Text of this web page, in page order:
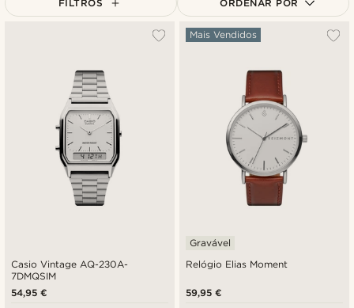
FILTROS ORDENAR POR
Mais vendidos
Preço mais baixo
Preço mais alto
Casio Vintage AQ-230A-
7DMQSIM
54,95 €
Relógio Elias Moment
Mais Vendidos
Gravável
59,95 €